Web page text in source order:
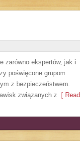
zarówno ekspertów, jak i
poświęcone grupom
z bezpieczeństwem.
związanych z [ Read